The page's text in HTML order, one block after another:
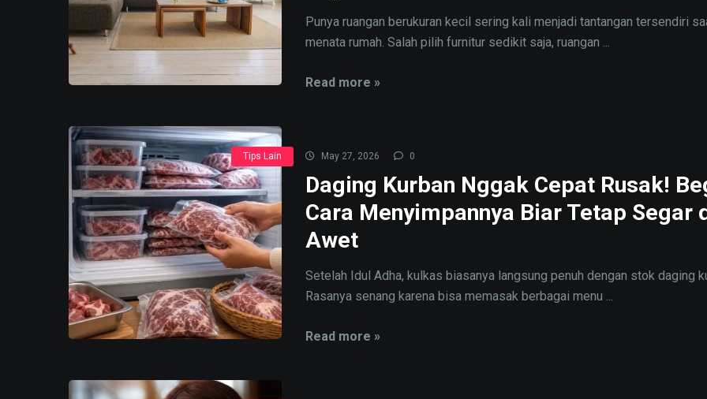
Punya ruangan berukuran kecil sering kali menjadi tantangan tersendiri
menata rumah. Salah pilih furnitur sedikit saja, ruangan ...
Read more »
Tips Lain May 27, 2026 0
Daging Kurban Nggak Cepat Rusak!
Cara Menyimpannya Biar Tetap Segar
Awet
Setelah Idul Adha, kulkas biasanya langsung penuh dengan stok daging
Rasanya senang karena bisa memasak berbagai menu ...
Read more »